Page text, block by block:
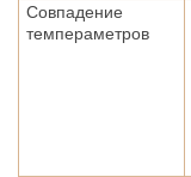
Совпадение
темпераметров